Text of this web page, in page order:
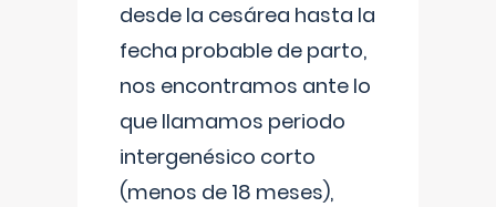
desde la cesárea hasta la
fecha probable de parto,
nos encontramos ante lo
que llamamos periodo
intergenésico corto
(menos de 18 meses),